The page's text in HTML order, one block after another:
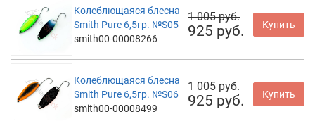
Колеблющаяся блесна
Smith Pure 6,5гр. №S05
smith00-00008266
1 005 руб.
925 руб. Купить
Колеблющаяся блесна
Smith Pure 6,5гр. №S06
smith00-00008499
1 005 руб.
925 руб. Купить